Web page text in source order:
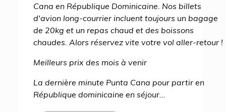
Cana en République Dominicaine. Nos billets
d'avion long-courrier incluent toujours un bagage
de 20kg et un repas chaud et des boissons
chaudes. Alors réservez vite votre vol aller-retour !
Meilleurs prix des mois à venir
La dernière minute Punta Cana pour partir en
République dominicaine en séjour...